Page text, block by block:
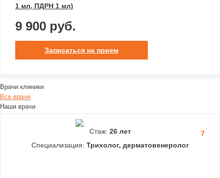
1 мл, ПДРН 1 мл)
9 900 руб.
Записаться на прием
Врачи клиники
Все врачи
Наши врачи
7
Стаж: 26 лет
Специализация: Трихолог, дерматовенеролог